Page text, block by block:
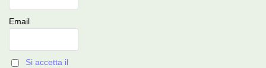
Email
Si accetta il